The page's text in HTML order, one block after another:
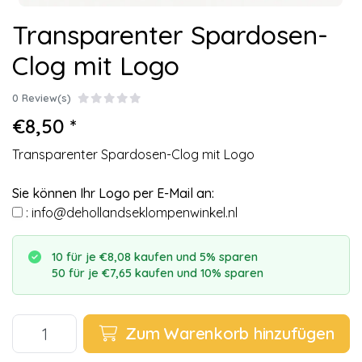
Transparenter Spardosen-
Clog mit Logo
0 Review(s)
€8,50 *
Transparenter Spardosen-Clog mit Logo
Sie können Ihr Logo per E-Mail an:
: info@dehollandseklompenwinkel.nl
10 für je €8,08 kaufen und 5% sparen
50 für je €7,65 kaufen und 10% sparen
Zum Warenkorb hinzufügen